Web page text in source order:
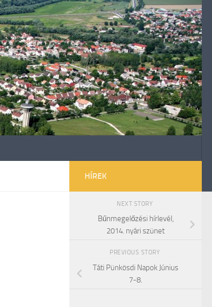
HÍREK
NEXT STORY
Bűnmegelőzési hírlevél,
2014. nyári szünet
PREVIOUS STORY
Táti Pünkösdi Napok Június
7-8.